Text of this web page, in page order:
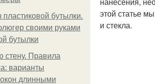
пластиковой бутылки.
своими руками
бутылки
стену. Правила
варианты
длинными
этой статье
и стекла.